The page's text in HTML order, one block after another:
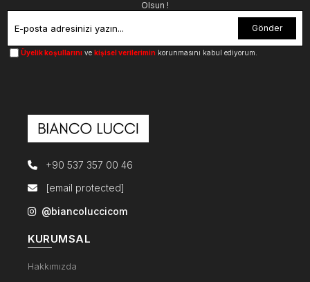
Olsun !
Gönder
Üyelik koşullarını ve kişisel verilerimin korunmasını kabul ediyorum.
+90 537 357 00 46
[email protected]
@biancoluccicom
KURUMSAL
Hakkımızda